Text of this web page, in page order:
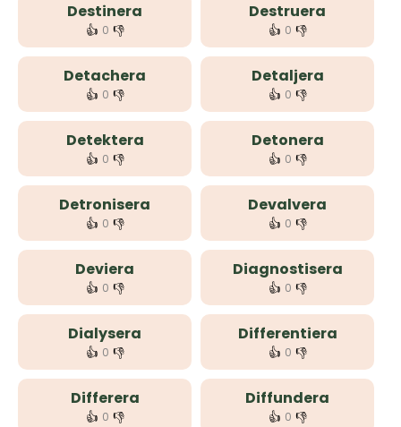
Destinera
👍 0 👎
Destruera
👍 0 👎
Detachera
👍 0 👎
Detaljera
👍 0 👎
Detektera
👍 0 👎
Detonera
👍 0 👎
Detronisera
👍 0 👎
Devalvera
👍 0 👎
Deviera
👍 0 👎
Diagnostisera
👍 0 👎
Dialysera
👍 0 👎
Differentiera
👍 0 👎
Differera
👍 0 👎
Diffundera
👍 0 👎